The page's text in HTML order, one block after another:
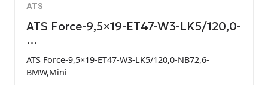
ATS
ATS Force-9,5×19-ET47-W3-LK5/120,0-
…
ATS Force-9,5×19-ET47-W3-LK5/120,0-NB72,6-
BMW,Mini